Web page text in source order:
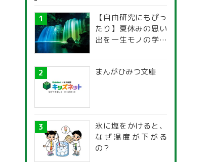
【自由研究にもぴっ
たり】夏休みの思い
出を一生モノの学び
探究ガイド
まんがひみつ文庫
氷に塩をかけると、
なぜ温度が下がる
の？